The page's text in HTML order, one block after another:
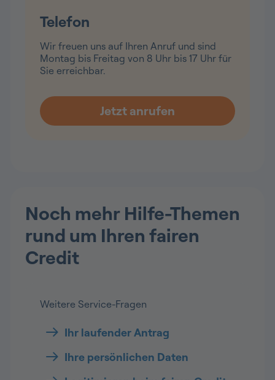
Telefon
Wir freuen uns auf Ihren Anruf und sind
Montag bis Freitag von 8 Uhr bis 17 Uhr für
Sie erreichbar.
Noch mehr Hilfe-Themen
rund um Ihren fairen
Credit
Weitere Service-Fragen
Ihr laufender Antrag
Ihre persönlichen Daten